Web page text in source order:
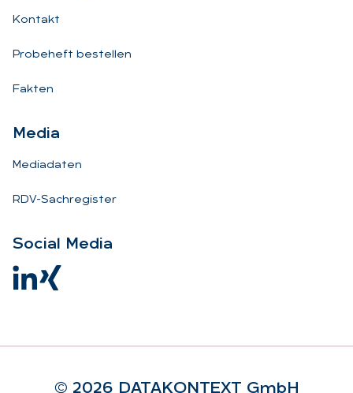
Kontakt
Probeheft bestellen
Fakten
Me­dia
Mediadaten
RDV-Sachregister
So­ci­al Me­dia
© 2026 DA­TA­KON­TEXT GmbH